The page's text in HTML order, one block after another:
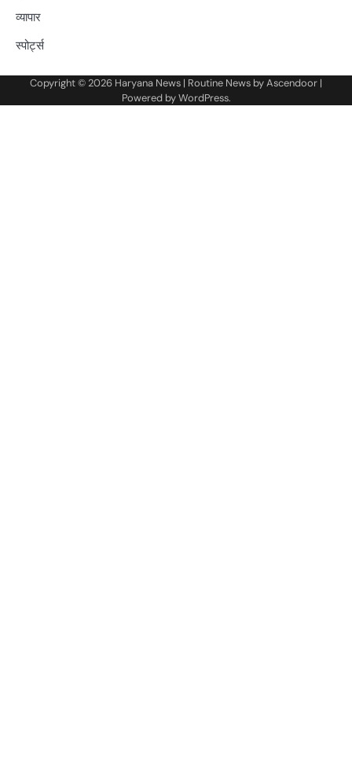
व्यापार
स्पोर्ट्स
Copyright © 2026 Haryana News | Routine News byAscendoor |
Powered byWordPress.